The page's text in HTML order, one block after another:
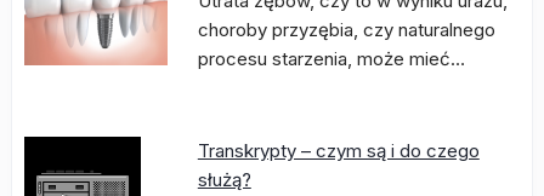
choroby przyzębia, czy naturalnego
procesu starzenia, może mieć…
Transkrypty – czym są i do czego
służą?